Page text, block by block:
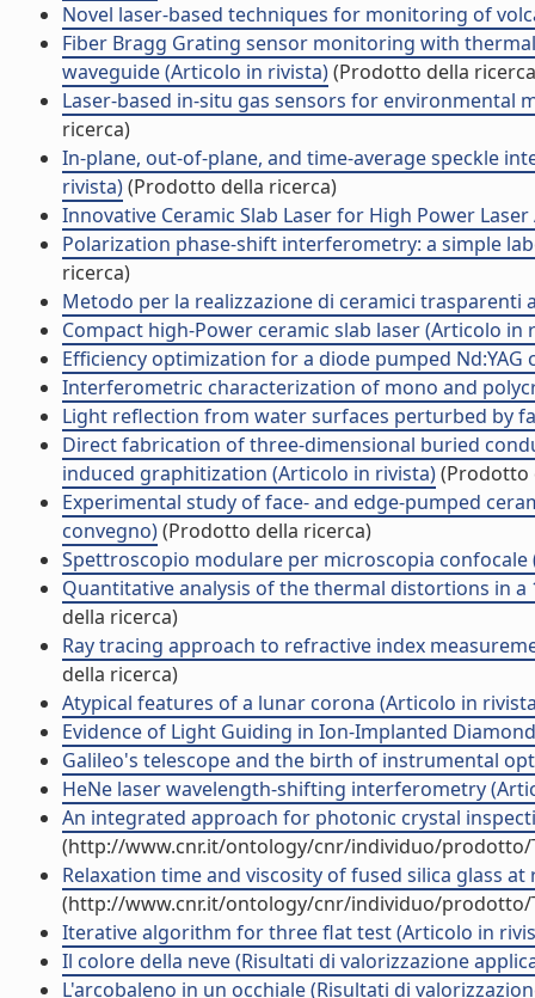
Novel laser-based techniques for monitoring of
Fiber Bragg Grating sensor monitoring with
waveguide (Articolo in rivista)(Prodotto della
Laser-based in-situ gas sensors for
ricerca)
In-plane, out-of-plane, and time-average speckle
rivista)(Prodotto della ricerca)
Innovative Ceramic Slab Laser for High Power
Polarization phase-shift interferometry: a simple
ricerca)
Metodo per la realizzazione di ceramici trasparenti
Compact high-Power ceramic slab laser (Articolo in
Efficiency optimization for a diode pumped
Interferometric characterization of mono and
Light reflection from water surfaces perturbed by
Direct fabrication of three-dimensional buried
induced graphitization (Articolo in rivista)(Prodotto
Experimental study of face- and edge-pumped
convegno)(Prodotto della ricerca)
Spettroscopio modulare per microscopia
Quantitative analysis of the thermal distortions in a
della ricerca)
Ray tracing approach to refractive index
della ricerca)
Atypical features of a lunar corona (Articolo in
Evidence of Light Guiding in Ion-Implanted
Galileo's telescope and the birth of instrumental
HeNe laser wavelength-shifting interferometry
An integrated approach for photonic crystal
(http://www.cnr.it/ontology/cnr/individuo/prodotto/
Relaxation time and viscosity of fused silica glass
(http://www.cnr.it/ontology/cnr/individuo/prodotto/
Iterative algorithm for three flat test (Articolo in
Il colore della neve (Risultati di valorizzazione
L'arcobaleno in un occhiale (Risultati di